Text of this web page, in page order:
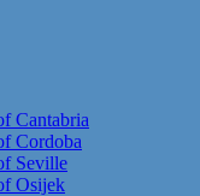
Cantabria
Cordoba
Seville
Osijek